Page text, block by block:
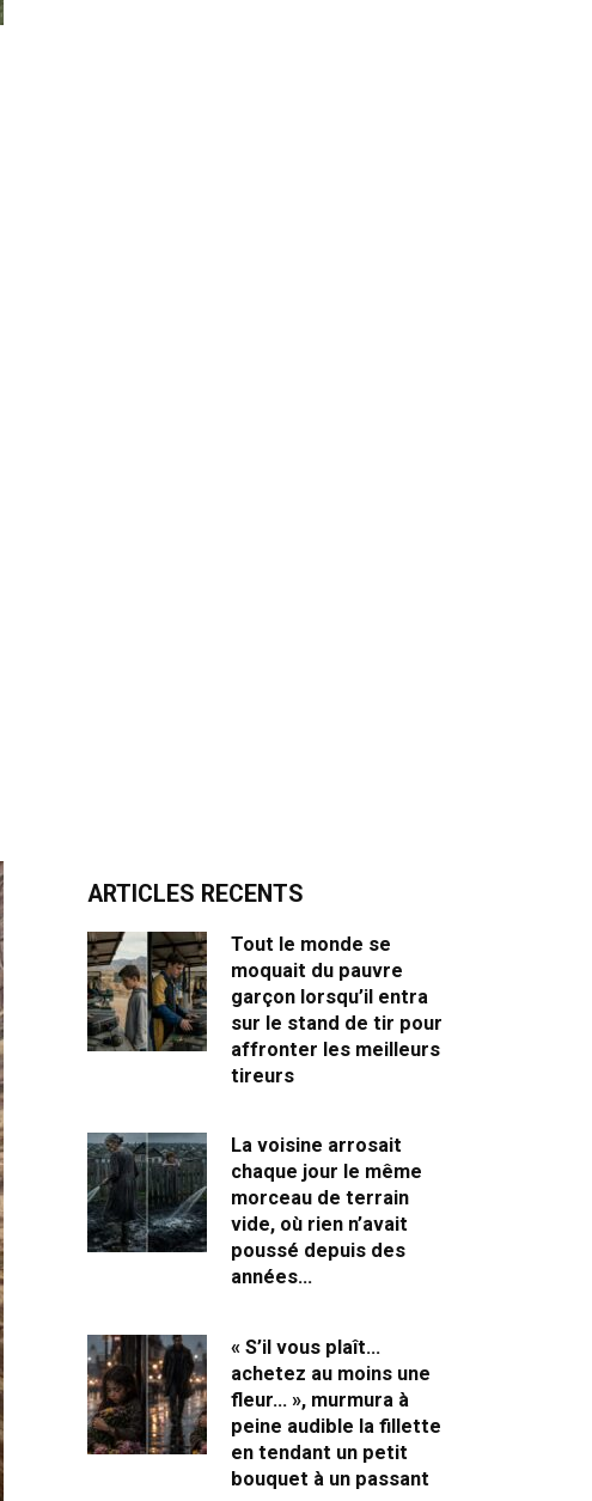
ARTICLES RECENTS
Tout le monde se
moquait du pauvre
garçon lorsqu’il entra
sur le stand de tir pour
affronter les meilleurs
tireurs
La voisine arrosait
chaque jour le même
morceau de terrain
vide, où rien n’avait
poussé depuis des
années…
« S’il vous plaît…
achetez au moins une
fleur… », murmura à
peine audible la fillette
en tendant un petit
bouquet à un passant